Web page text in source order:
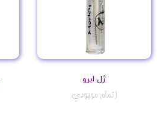
ژل ابرو
اتمام موجودی